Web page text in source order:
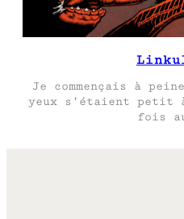
Je commençais à
yeux s’étaient petit
fois